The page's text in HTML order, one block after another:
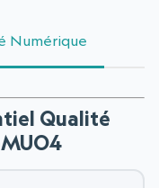
Numérique
Qualité